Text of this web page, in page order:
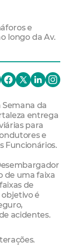
e
longo da Av.
da
entrega
para
e
Funcionários.
de uma faixa
de
é
acidentes.